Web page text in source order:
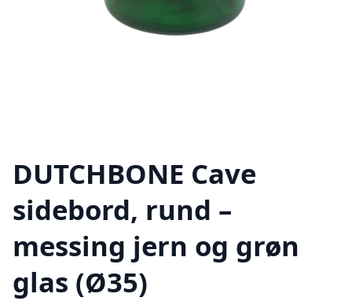
DUTCHBONE Cave
sidebord, rund –
messing jern og grøn
glas (Ø35)